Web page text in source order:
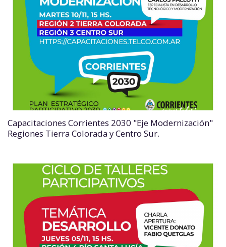
Capacitaciones Corrientes 2030 "Eje Modernización"
Regiones Tierra Colorada y Centro Sur.